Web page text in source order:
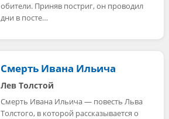
обители. Приняв постриг, он проводил
дни в посте…
Смерть Ивана Ильича
Лев Толстой
Смерть Ивана Ильича — повесть Льва
Толстого, в которой рассказывается о